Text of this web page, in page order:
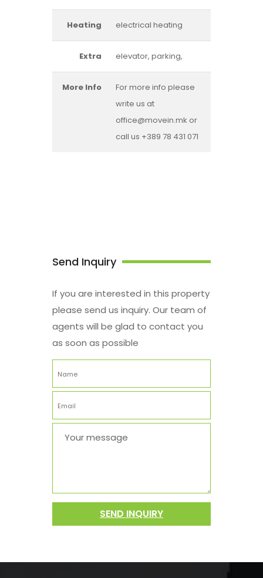
Heating electrical heating
Extra elevator, parking,
More Info
For more info please
write us at
office@movein.mk or
call us +389 78 431 071
Send Inquiry
If you are interested in this property
please send us inquiry. Our team of
agents will be glad to contact you
as soon as possible
SEND INQUIRY